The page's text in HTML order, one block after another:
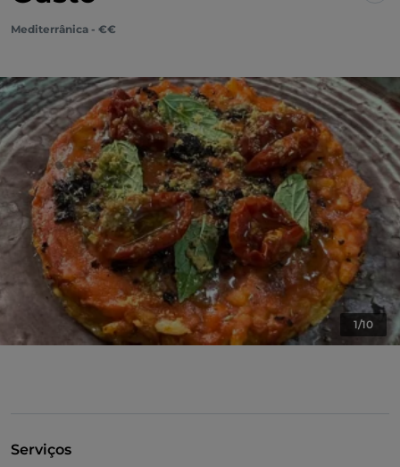
Mediterrânica - €€
1/10
Serviços